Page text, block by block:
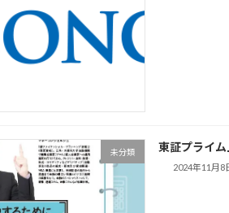
未分類 東証プライ
2024年11月8